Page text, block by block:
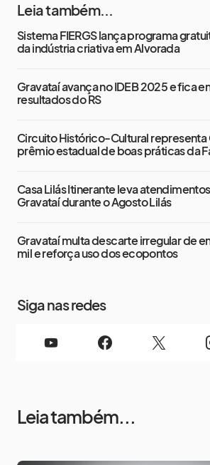
Leia também...
Sistema FIERGS lança programa
da indústria criativa em Alvorada
Gravataí avança no IDEB 2025 e fica
resultados do RS
Circuito Histórico-Cultural representa
prêmio estadual de boas práticas da
Casa Lilás Itinerante leva
Gravataí durante o Agosto Lilás
Gravataí multa descarte irregular de
mil e reforça uso dos ecopontos
Siga nas redes
Leia também...